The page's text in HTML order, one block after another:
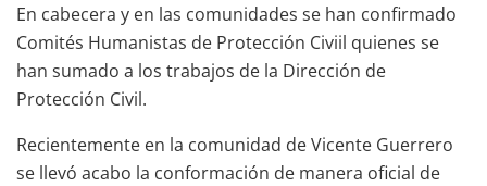
En cabecera y en las comunidades se han confirmado
Comités Humanistas de Protección Civiil quienes se
han sumado a los trabajos de la Dirección de
Protección Civil.
Recientemente en la comunidad de Vicente Guerrero
se llevó acabo la conformación de manera oficial de